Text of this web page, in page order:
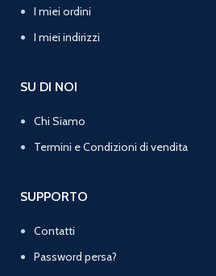
I miei ordini
I miei indirizzi
SU DI NOI
Chi Siamo
Termini e Condizioni di vendita
SUPPORTO
Contatti
Password persa?